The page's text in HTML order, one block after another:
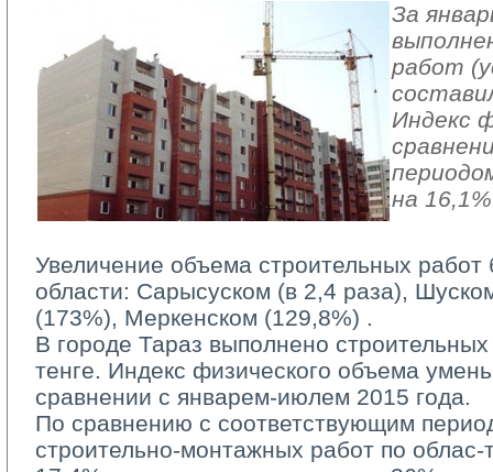
За
работ
Индекс
на
Увеличение объема строительных
области: Сарысуском (в 2,4 раза),
(173%), Меркенском (129,8%) .
В городе Тараз выполнено
тенге. Индекс физического объема
сравнении с январем-июлем 2015 года.
По сравнению с соответствующим
строительно-монтажных работ по